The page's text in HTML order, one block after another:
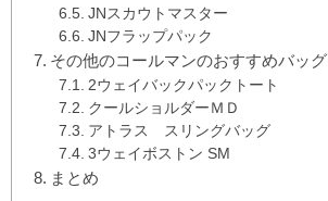
JNスカウトマスター
JNフラップパック
その他のコールマンのおすすめバッグ
2ウェイバックパックトート
クールショルダーＭＤ
アトラス スリングバッグ
3ウェイボストン SM
まとめ